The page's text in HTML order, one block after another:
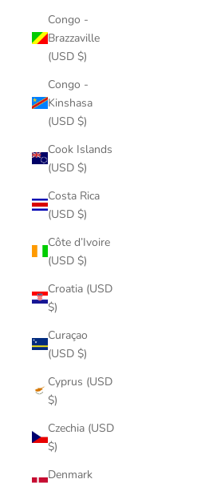
Congo -
Brazzaville
(USD $)
Congo -
Kinshasa
(USD $)
Cook Islands
(USD $)
Costa Rica
(USD $)
Côte d’Ivoire
(USD $)
Croatia (USD
$)
Curaçao
(USD $)
Cyprus (USD
$)
Czechia (USD
$)
Denmark